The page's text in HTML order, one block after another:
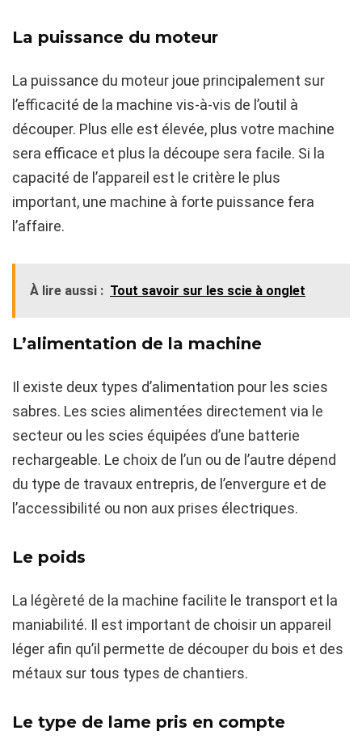
La puissance du moteur
La puissance du moteur joue principalement sur
l’efficacité de la machine vis-à-vis de l’outil à
découper. Plus elle est élevée, plus votre machine
sera efficace et plus la découpe sera facile. Si la
capacité de l’appareil est le critère le plus
important, une machine à forte puissance fera
l’affaire.
À lire aussi : Tout savoir sur les scie à onglet
L’alimentation de la machine
Il existe deux types d’alimentation pour les scies
sabres. Les scies alimentées directement via le
secteur ou les scies équipées d’une batterie
rechargeable. Le choix de l’un ou de l’autre dépend
du type de travaux entrepris, de l’envergure et de
l’accessibilité ou non aux prises électriques.
Le poids
La légèreté de la machine facilite le transport et la
maniabilité. Il est important de choisir un appareil
léger afin qu’il permette de découper du bois et des
métaux sur tous types de chantiers.
Le type de lame pris en compte